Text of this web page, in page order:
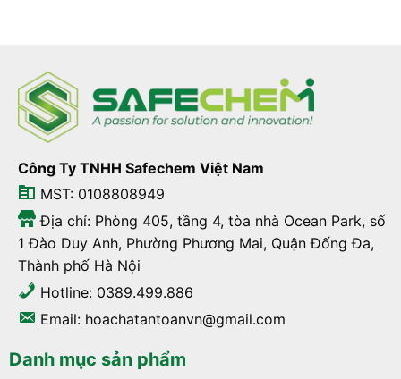
Công Ty TNHH Safechem Việt Nam
MST: 0108808949
Địa chỉ: Phòng 405, tầng 4, tòa nhà Ocean Park, số
1 Đào Duy Anh, Phường Phương Mai, Quận Đống Đa,
Thành phố Hà Nội
Hotline: 0389.499.886
Email: hoachatantoanvn@gmail.com
Danh mục sản phẩm